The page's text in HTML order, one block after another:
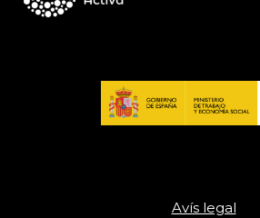
Avís legal